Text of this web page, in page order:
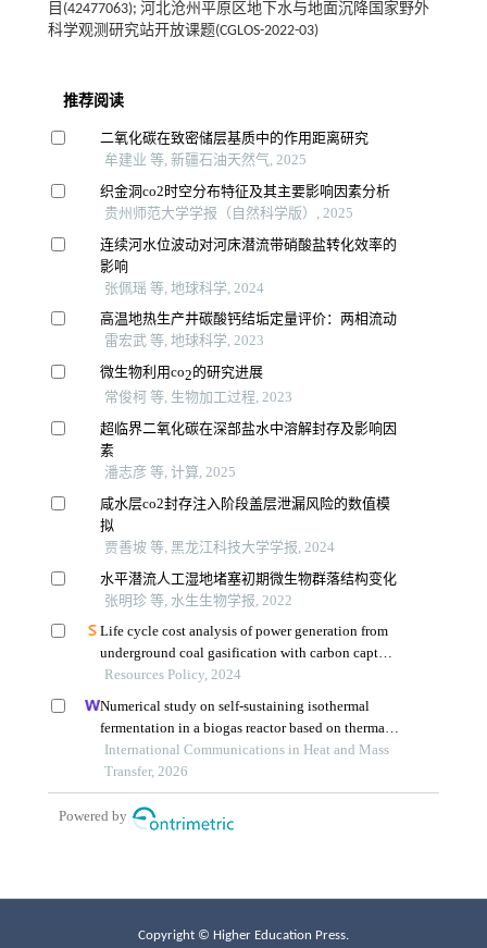
目(42477063); 河北沧州平原区地下水与地面沉降国家野外
科学观测研究站开放课题(CGLOS-2022-03)
Copyright © Higher Education Press.